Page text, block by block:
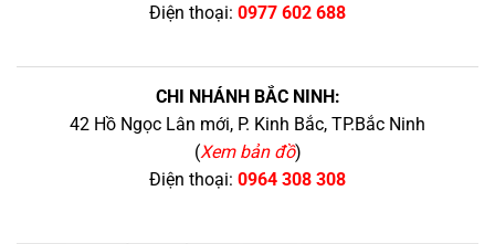
Điện thoại: 0977 602 688
CHI NHÁNH BẮC NINH:
42 Hồ Ngọc Lân mới, P. Kinh Bắc, TP.Bắc Ninh
(Xem bản đồ)
Điện thoại: 0964 308 308